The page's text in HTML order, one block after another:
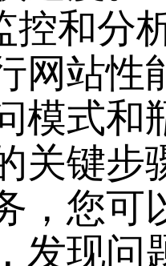
控和分
网站性
模式和
关键步
，您可
发现问